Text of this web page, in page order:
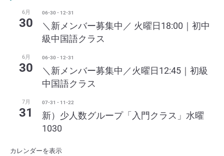
6月
30
06-30- 12-31
＼新メンバー募集中／ 火曜日18:00｜初中
級中国語クラス
6月
30
06-30- 12-31
＼新メンバー募集中／火曜日12:45｜初級
中国語クラス
7月
31
07-31 - 11-22
新）少人数グループ「入門クラス」水曜
1030
カレンダーを表示